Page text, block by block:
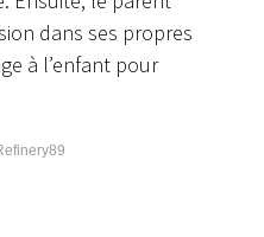
dans ses propres
à l’enfant pour